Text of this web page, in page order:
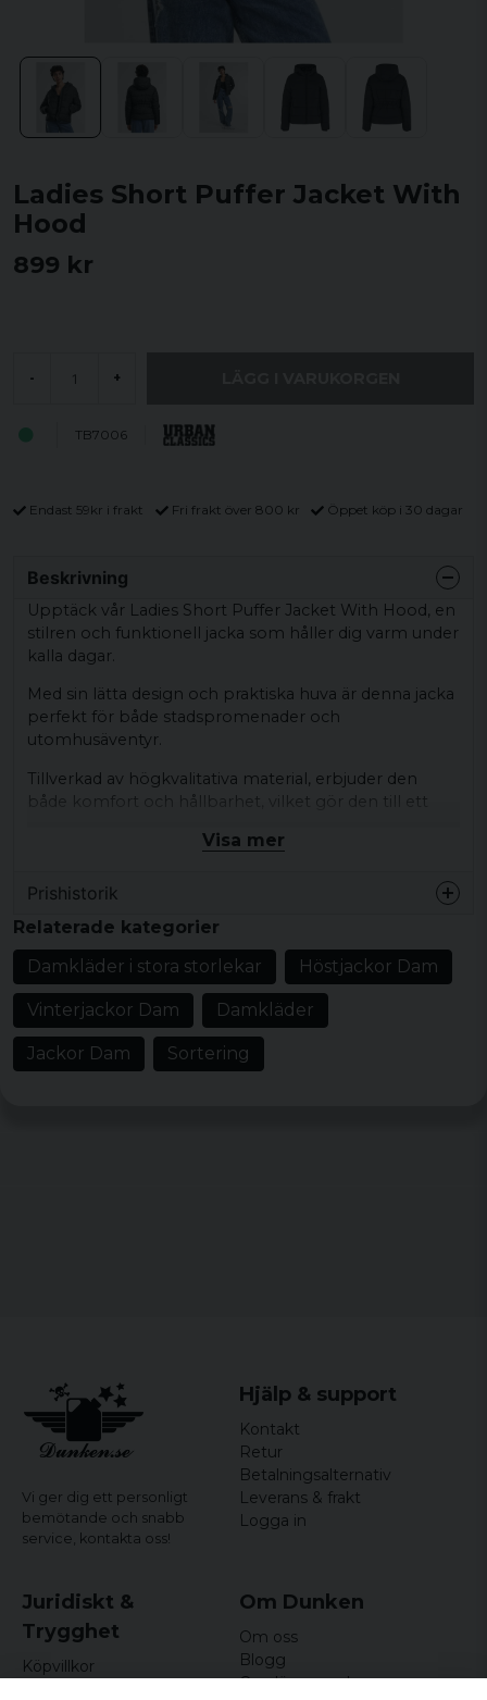
Ladies Short Puffer Jacket With
Hood
899 kr
- +
TB7006
Endast 59kr i frakt Fri frakt över 800 kr Öppet köp i 30 dagar
Beskrivning
Upptäck vår Ladies Short Puffer Jacket With Hood, en
stilren och funktionell jacka som håller dig varm under
kalla dagar.
Med sin lätta design och praktiska huva är denna jacka
perfekt för både stadspromenader och
utomhusäventyr.
Tillverkad av högkvalitativa material, erbjuder den
både komfort och hållbarhet, vilket gör den till ett
Färg: svart
Storlekar: XS, S, M, L, XL, XXL, 3XL, 4XL, 5XL
Visa mer
Prishistorik
Relaterade kategorier
Damkläder i stora storlekar
Höstjackor Dam
Vinterjackor Dam Damkläder
Jackor Dam Sortering
Vi ger dig ett personligt
bemötande och snabb
service, kontakta oss!
Hjälp & support
Kontakt
Retur
Betalningsalternativ
Leverans & frakt
Logga in
Juridiskt &
Trygghet
Köpvillkor
Om Dunken
Om oss
Blogg
Omdömen och